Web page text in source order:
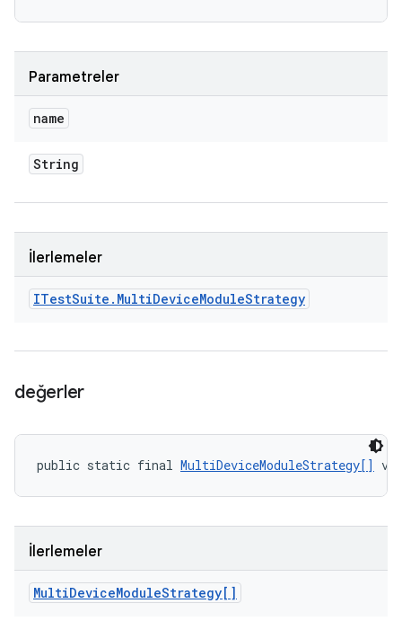
Parametreler
name
String
İlerlemeler
ITestSuite . MultiDeviceModuleStrategy
değerler
public static final MultiDeviceModuleStrategy[]
İlerlemeler
MultiDeviceModuleStrategy[]